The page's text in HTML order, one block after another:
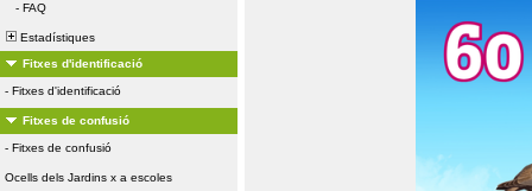
- FAQ
Estadístiques
Fitxes d'identificació
- Fitxes d'identificació
Fitxes de confusió
- Fitxes de confusió
Ocells dels Jardins x a escoles